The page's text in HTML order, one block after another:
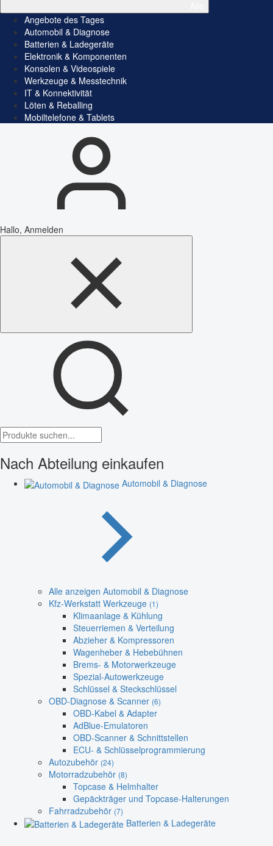
Angebote des Tages
Automobil & Diagnose
Batterien & Ladegeräte
Elektronik & Komponenten
Konsolen & Videospiele
Werkzeuge & Messtechnik
IT & Konnektivität
Löten & Reballing
Mobiltelefone & Tablets
Hallo, Anmelden
Nach Abteilung einkaufen
Automobil & Diagnose
Alle anzeigen Automobil & Diagnose
Kfz-Werkstatt Werkzeuge (1)
Klimaanlage & Kühlung
Steuerriemen & Verteilung
Abzieher & Kompressoren
Wagenheber & Hebebühnen
Brems- & Motorwerkzeuge
Spezial-Autowerkzeuge
Schlüssel & Steckschlüssel
OBD-Diagnose & Scanner (6)
OBD-Kabel & Adapter
AdBlue-Emulatoren
OBD-Scanner & Schnittstellen
ECU- & Schlüsselprogrammierung
Autozubehör (24)
Motorradzubehör (8)
Topcase & Helmhalter
Gepäckträger und Topcase-Halterungen
Fahrradzubehör (7)
Batterien & Ladegeräte